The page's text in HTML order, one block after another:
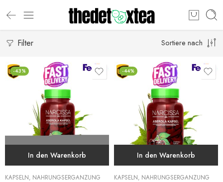
Filter Sortiere nach
-43%
In den Warenkorb
KAPSELN, NAHRUNGSERGÄNZUNG
-44%
In den Warenkorb
KAPSELN, NAHRUNGSERGÄNZUNG